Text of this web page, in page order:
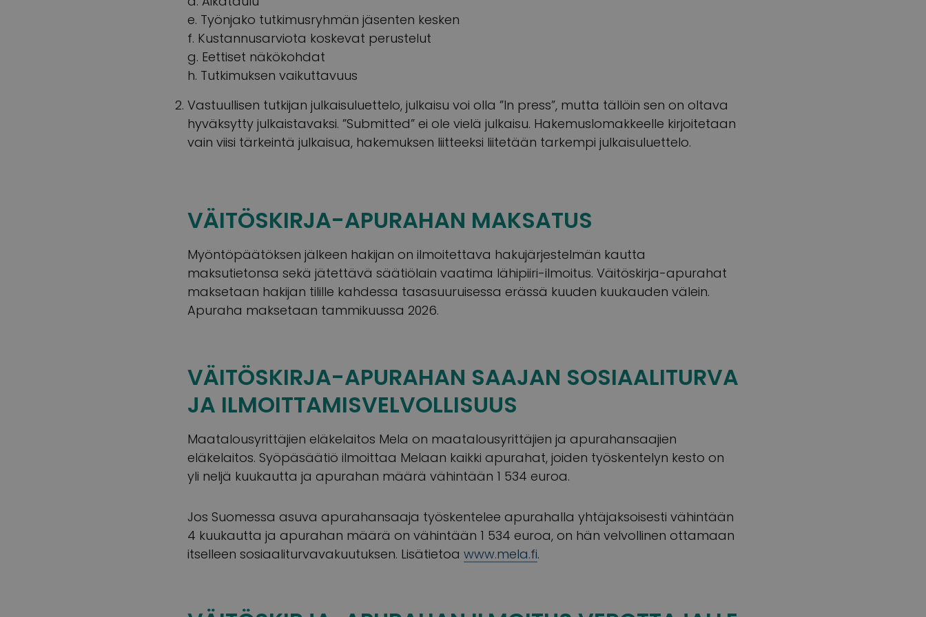
e. Työnjako tutkimusryhmän jäsenten kesken
f. Kustannusarviota koskevat perustelut
g. Eettiset näkökohdat
h. Tutkimuksen vaikuttavuus
Vastuullisen tutkijan julkaisuluettelo, julkaisu voi olla ”In press”, mutta tällöin sen on oltava
hyväksytty julkaistavaksi. ”Submitted” ei ole vielä julkaisu. Hakemuslomakkeelle kirjoitetaan
vain viisi tärkeintä julkaisua, hakemuksen liitteeksi liitetään tarkempi julkaisuluettelo.
VÄITÖSKIRJA-APURAHAN MAKSATUS
Myöntöpäätöksen jälkeen hakijan on ilmoitettava hakujärjestelmän kautta
maksutietonsa sekä jätettävä säätiölain vaatima lähipiiri-ilmoitus. Väitöskirja-apurahat
maksetaan hakijan tilille kahdessa tasasuuruisessa erässä kuuden kuukauden välein.
Apuraha maksetaan tammikuussa 2026.
VÄITÖSKIRJA-APURAHAN SAAJAN SOSIAALITURVA
JA ILMOITTAMISVELVOLLISUUS
Maatalousyrittäjien eläkelaitos Mela on maatalousyrittäjien ja apurahansaajien
eläkelaitos. Syöpäsäätiö ilmoittaa Melaan kaikki apurahat, joiden työskentelyn kesto on
yli neljä kuukautta ja apurahan määrä vähintään 1 534 euroa.
Jos Suomessa asuva apurahansaaja työskentelee apurahalla yhtäjaksoisesti vähintään
4 kuukautta ja apurahan määrä on vähintään 1 534 euroa, on hän velvollinen ottamaan
itselleen sosiaaliturvavakuutuksen. Lisätietoa www.mela.fi.